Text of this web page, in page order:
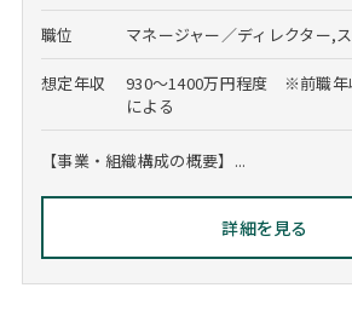
職位 マネージャー／ディレクター,
想定年収
930～1400万円程度 ※前職年
による
【事業・組織構成の概要】...
詳細を見る